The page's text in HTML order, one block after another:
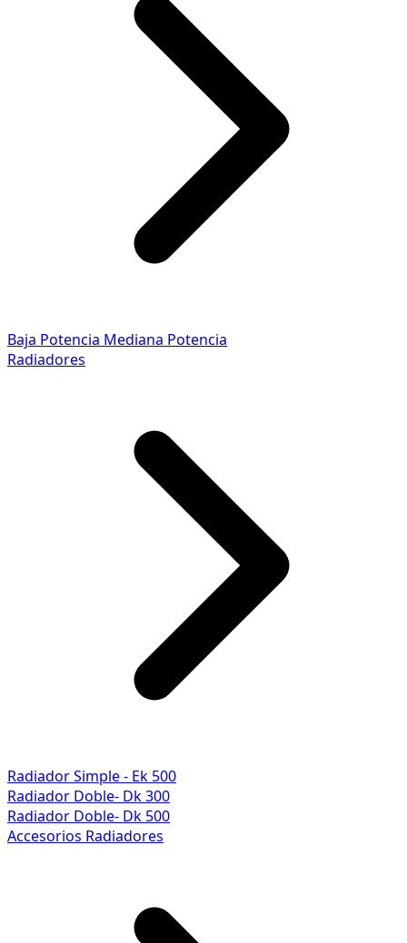
Baja Potencia Mediana Potencia
Radiadores
Radiador Simple - Ek 500
Radiador Doble- Dk 300
Radiador Doble- Dk 500
Accesorios Radiadores